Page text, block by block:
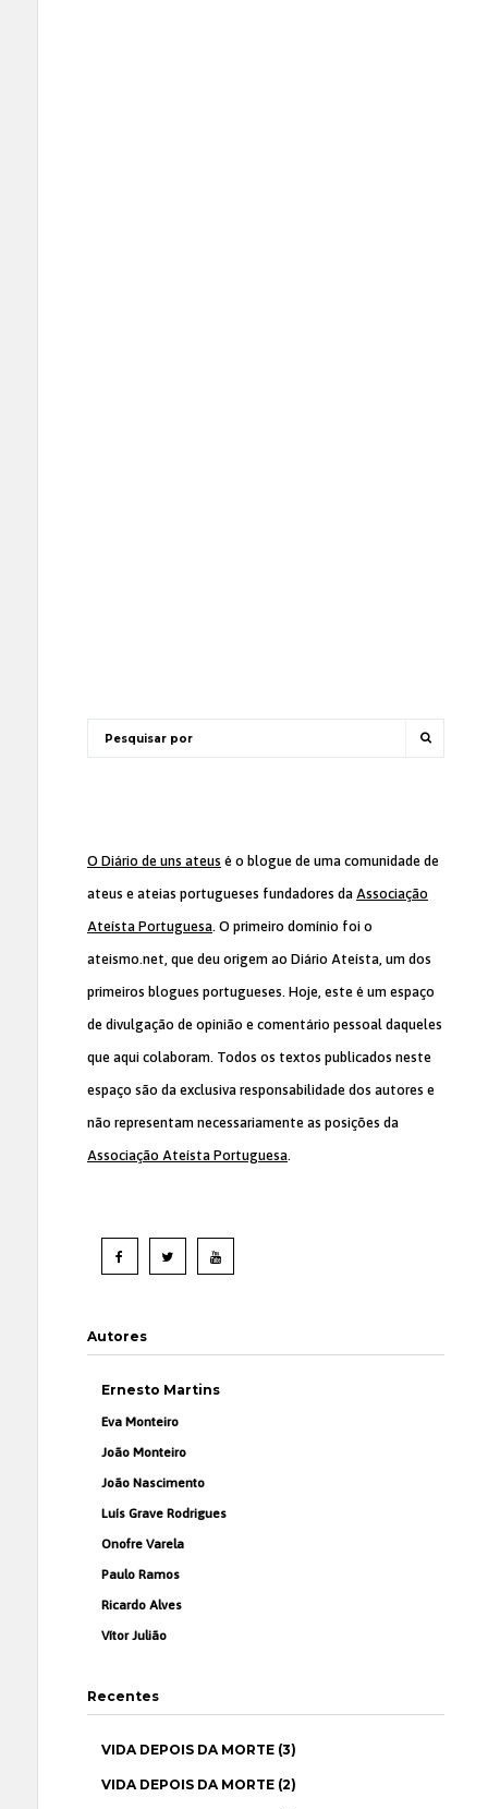
O Diário de uns ateus é o blogue de uma comunidade de
ateus e ateias portugueses fundadores da Associação
Ateísta Portuguesa. O primeiro domínio foi o
ateismo.net, que deu origem ao Diário Ateísta, um dos
primeiros blogues portugueses. Hoje, este é um espaço
de divulgação de opinião e comentário pessoal daqueles
que aqui colaboram. Todos os textos publicados neste
espaço são da exclusiva responsabilidade dos autores e
não representam necessariamente as posições da
Associação Ateísta Portuguesa.
Autores
Ernesto Martins
Eva Monteiro
João Monteiro
João Nascimento
Luís Grave Rodrigues
Onofre Varela
Paulo Ramos
Ricardo Alves
Vítor Julião
Recentes
VIDA DEPOIS DA MORTE (3)
VIDA DEPOIS DA MORTE (2)